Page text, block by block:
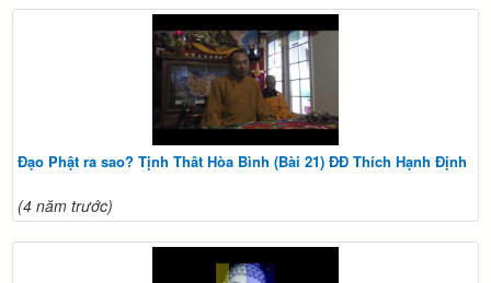
Đạo Phật ra sao? Tịnh Thât Hòa Bình (Bài 21) ĐĐ Thích Hạnh Định
(4 năm trước)